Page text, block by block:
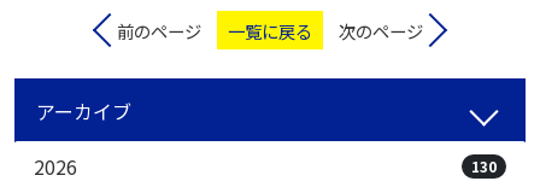
前のページ 一覧に戻る 次のページ
アーカイブ
2026
130